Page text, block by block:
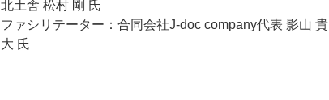
北土舎 松村 剛 氏
ファシリテーター：合同会社J-doc company代表 影山 貴
大 氏